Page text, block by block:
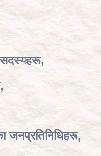
सदस्यहरू,
जनप्रतिनिधिहरू,